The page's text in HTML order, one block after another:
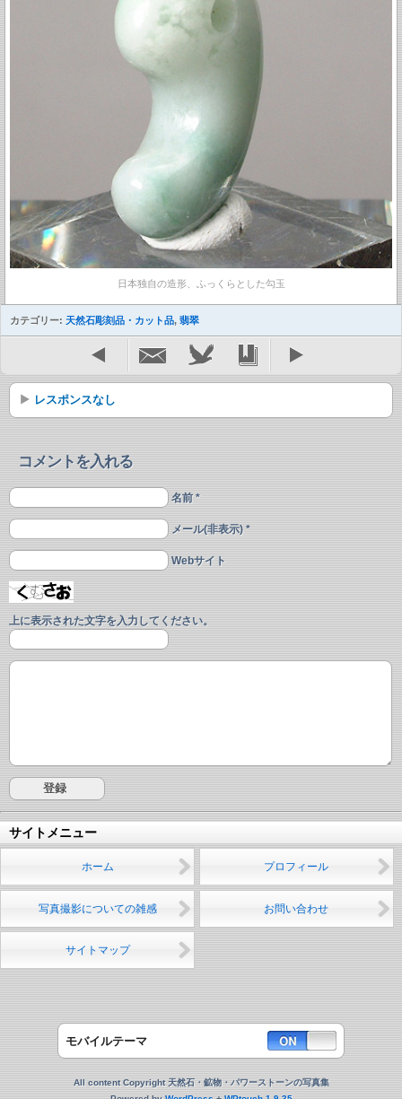
日本独自の造形、ふっくらとした勾玉
カテゴリー: 天然石彫刻品・カット品, 翡翠
レスポンスなし
コメントを入れる
名前 *
メール(非表示) *
Webサイト
上に表示された文字を入力してください。
サイトメニュー
ホーム プロフィール
写真撮影についての雑感 お問い合わせ
サイトマップ
モバイルテーマ
All content Copyright 天然石・鉱物・パワーストーンの写真集